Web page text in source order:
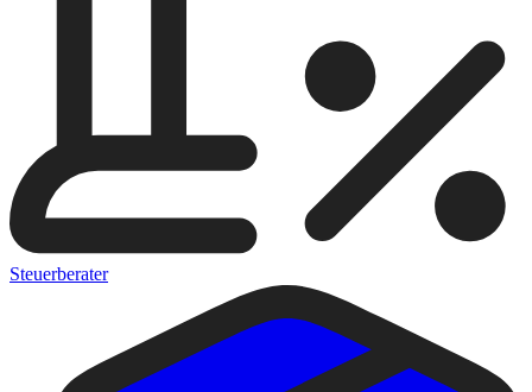
Steuerberater